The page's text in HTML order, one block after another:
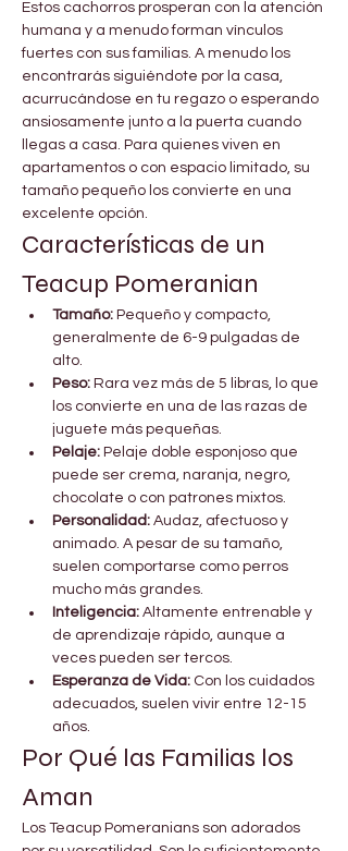
Estos cachorros prosperan con la atención
humana y a menudo forman vínculos
fuertes con sus familias. A menudo los
encontrarás siguiéndote por la casa,
acurrucándose en tu regazo o esperando
ansiosamente junto a la puerta cuando
llegas a casa. Para quienes viven en
apartamentos o con espacio limitado, su
tamaño pequeño los convierte en una
excelente opción.
Características de un
Teacup Pomeranian
Tamaño: Pequeño y compacto,
generalmente de 6-9 pulgadas de
alto.
Peso: Rara vez más de 5 libras, lo que
los convierte en una de las razas de
juguete más pequeñas.
Pelaje: Pelaje doble esponjoso que
puede ser crema, naranja, negro,
chocolate o con patrones mixtos.
Personalidad: Audaz, afectuoso y
animado. A pesar de su tamaño,
suelen comportarse como perros
mucho más grandes.
Inteligencia: Altamente entrenable y
de aprendizaje rápido, aunque a
veces pueden ser tercos.
Esperanza de Vida: Con los cuidados
adecuados, suelen vivir entre 12-15
años.
Por Qué las Familias los
Aman
Los Teacup Pomeranians son adorados